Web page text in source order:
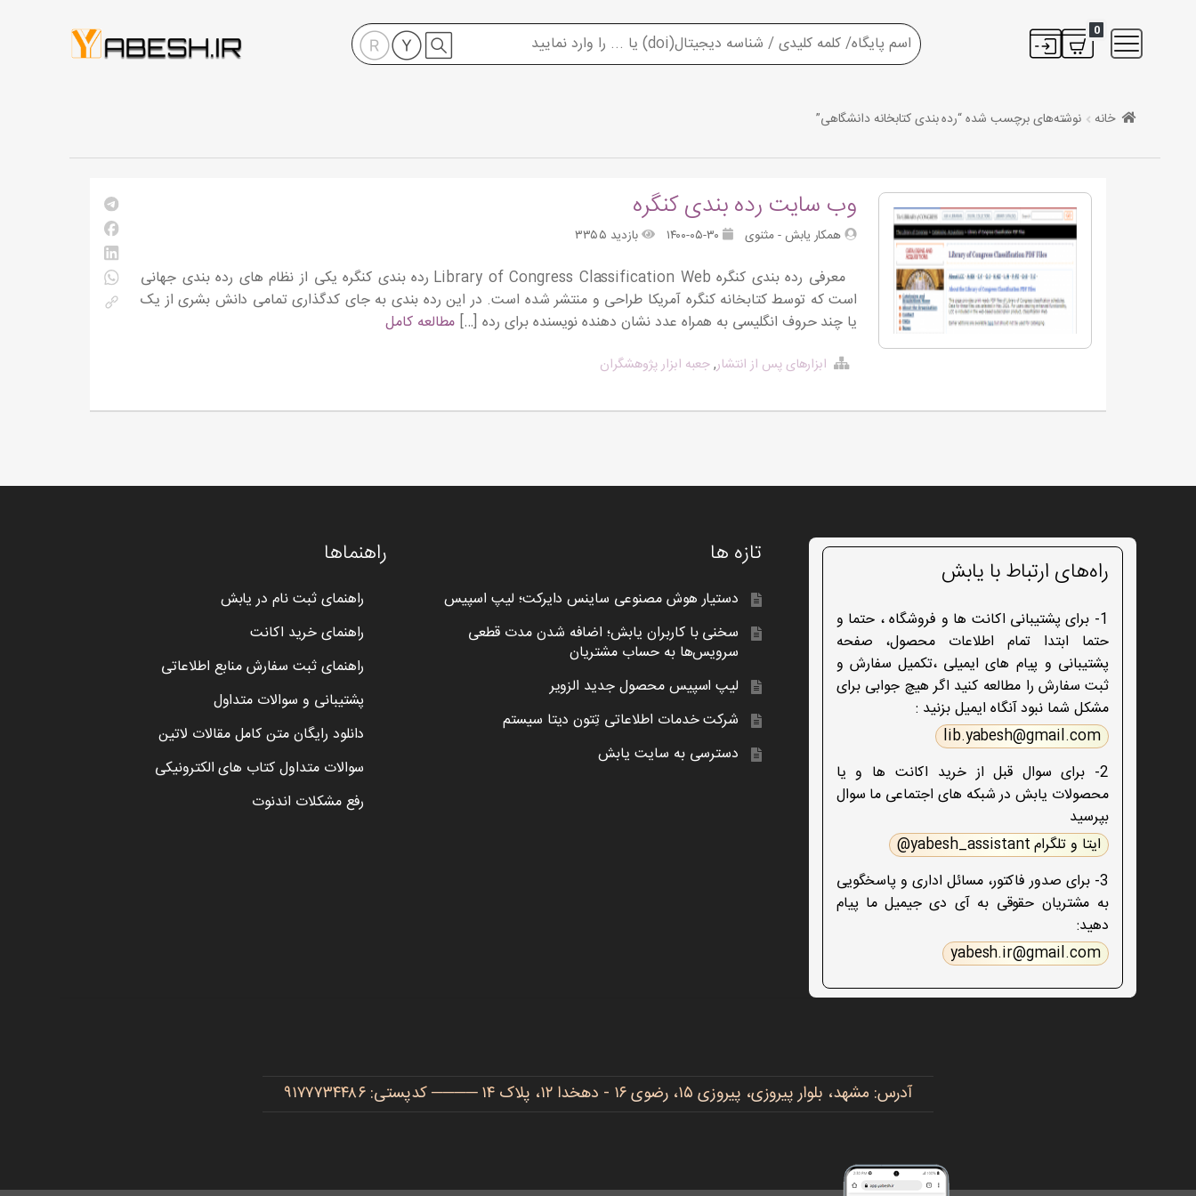
0
خانه نوشته‌های برچسب شده “رده بندی کتابخانه دانشگاهی”
وب سایت رده بندی کنگره
همکار یابش - مثنوی بازدید ۳۳۵۵
معرفی رده بندی کنگره Library of Congress Classification Web رده بندی کنگره یکی از نظام های رده بندی جهانی
است که توسط کتابخانه کنگره آمریکا طراحی و منتشر شده است. در این رده بندی به جای کدگذاری تمامی دانش بشری از یک
یا چند حروف انگلیسی به همراه عدد نشان دهنده نویسنده برای رده […] مطالعه کامل
ابزارهای پس از انتشار,جعبه ابزار پژوهشگران
راه‌های ارتباط با یابش
1- برای پشتیبانی اکانت ها و فروشگاه ، حتما و
حتما ابتدا تمام اطلاعات محصول، صفحه
پشتیبانی و پیام های ایمیلی ،تکمیل سفارش و
ثبت سفارش را مطالعه کنید اگر هیچ جوابی برای
مشکل شما نبود آنگاه ایمیل بزنید :
lib.yabesh@gmail.com
2- برای سوال قبل از خرید اکانت ها و یا
محصولات یابش در شبکه های اجتماعی ما سوال
بپرسید
ایتا و تلگرام yabesh_assistant@
3- برای صدور فاکتور، مسائل اداری و پاسخگویی
به مشتریان حقوقی به آی دی جیمیل ما پیام
دهید:
yabesh.ir@gmail.com
تازه ها
دستیار هوش مصنوعی ساینس دایرکت؛ لیپ اسپیس
سخنی با کاربران یابش؛ اضافه شدن مدت قطعی
سرویس‌ها به حساب مشتریان
لیپ اسپیس محصول جدید الزویر
شرکت خدمات اطلاعاتی تِتون دیتا سیستم
دسترسی به سایت یابش
راهنماها
راهنمای ثبت نام در یابش
راهنمای خرید اکانت
راهنمای ثبت سفارش منابع اطلاعاتی
پشتیبانی و سوالات متداول
دانلود رایگان متن کامل مقالات لاتین
سوالات متداول کتاب های الکترونیکی
رفع مشکلات اندنوت
آدرس: مشهد، بلوار پیروزی، پیروزی ۱۵، رضوی ۱۶ - دهخدا ۱۲، پلاک ۱۴ ──── کدپستی: ۹۱۷۷۷۳۴۴۸۶